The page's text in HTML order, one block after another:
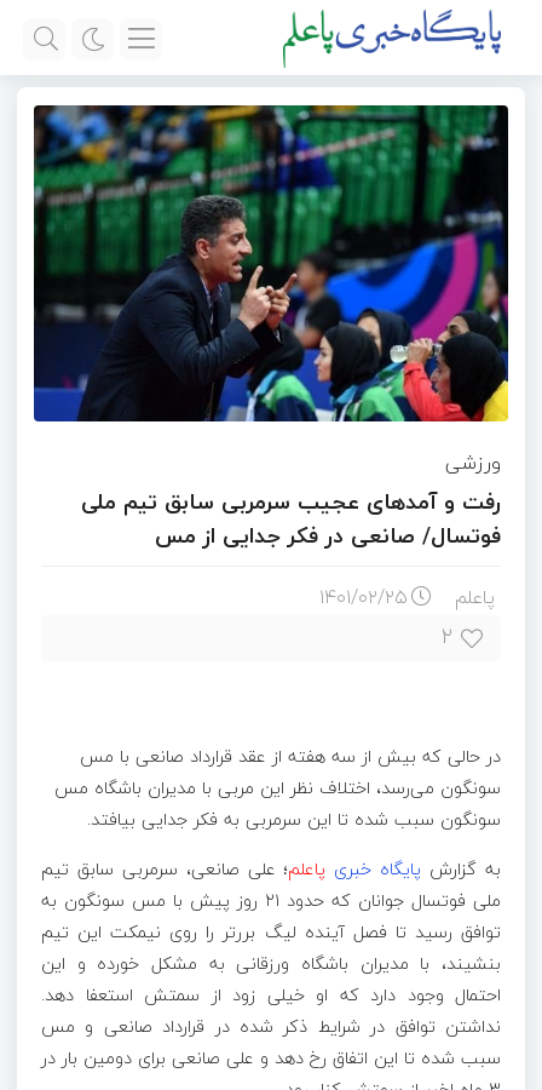
ورزشی
رفت و آمدهای عجیب سرمربی سابق تیم ملی
فوتسال/ صانعی در فکر جدایی از مس
پاعلم ۱۴۰۱/۰۲/۲۵
۲
در حالی که بیش از سه هفته از عقد قرارداد صانعی با مس
سونگون می‌رسد، اختلاف نظر این مربی با مدیران باشگاه مس
سونگون سبب شده تا این سرمربی به فکر جدایی بیافتد.
به گزارش پایگاه خبری پاعلم؛ علی صانعی، سرمربی سابق تیم
ملی فوتسال جوانان که حدود ۲۱ روز پیش با مس سونگون به
توافق رسید تا فصل آینده لیگ بررتر را روی نیمکت این تیم
بنشیند، با مدیران باشگاه ورزقانی به مشکل خورده و این
احتمال وجود دارد که او خیلی زود از سمتش استعفا دهد.
نداشتن توافق در شرایط ذکر شده در قرارداد صانعی و مس
سبب شده تا این اتفاق رخ دهد و علی صانعی برای دومین بار در